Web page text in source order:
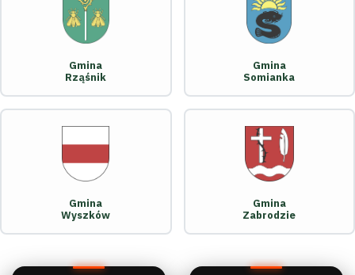
Gmina
Rząśnik
Gmina
Somianka
Gmina
Wyszków
Gmina
Zabrodzie